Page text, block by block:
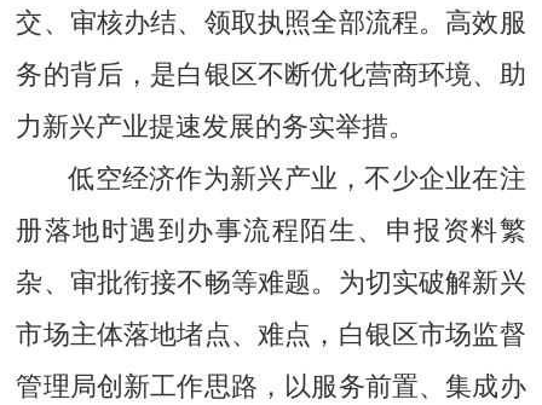
交、审核办结、领取执照全部流程。高效服
务的背后，是白银区不断优化营商环境、助
力新兴产业提速发展的务实举措。
低空经济作为新兴产业，不少企业在注
册落地时遇到办事流程陌生、申报资料繁
杂、审批衔接不畅等难题。为切实破解新兴
市场主体落地堵点、难点，白银区市场监督
管理局创新工作思路，以服务前置、集成办